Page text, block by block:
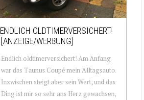
ENDLICH OLDTIMERVERSICHERT!
[ANZEIGE/WERBUNG]
Endlich oldtimerversichert! Am Anfang
war das Taunus Coupé mein Alltagsauto.
Inzwischen steigt aber sein Wert, und das
Ding ist mir so sehr ans Herz gewachsen,